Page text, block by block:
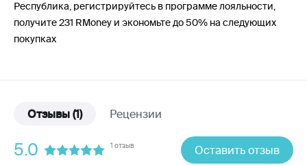
Республика, регистрируйтесь в программе лояльности,
получите 231 RMoney и экономьте до 50% на следующих
покупках
Отзывы (1) Рецензии
5.0 1 отзыв Оставить отзыв